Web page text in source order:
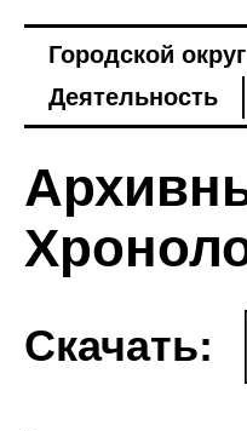
Городской округ
Деятельность
Скачать: